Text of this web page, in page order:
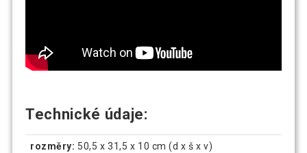
Technické údaje:
rozměry: 50,5 x 31,5 x 10 cm (d x š x v)